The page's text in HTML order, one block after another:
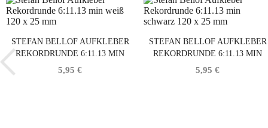
STEFAN BELLOF AUFKLEBER
REKORDRUNDE 6:11.13 MIN
WEISS 120 X 25 MM
5,95 €
STEFAN BELLOF AUFKLEBER
REKORDRUNDE 6:11.13 MIN
SCHWARZ 120 X 25 MM
5,95 €